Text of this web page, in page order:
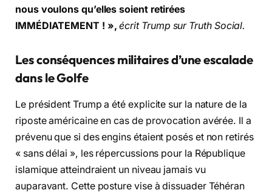
nous voulons qu’elles soient retirées
IMMÉDIATEMENT ! », écrit Trump sur Truth Social.
Les conséquences militaires d’une escalade
dans le Golfe
Le président Trump a été explicite sur la nature de la
riposte américaine en cas de provocation avérée. Il a
prévenu que si des engins étaient posés et non retirés
« sans délai », les répercussions pour la République
islamique atteindraient un niveau jamais vu
auparavant. Cette posture vise à dissuader Téhéran